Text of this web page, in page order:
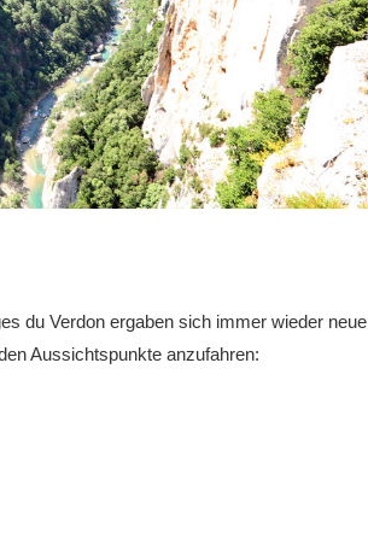
du Verdon ergaben sich immer wieder neue
Aussichtspunkte anzufahren: